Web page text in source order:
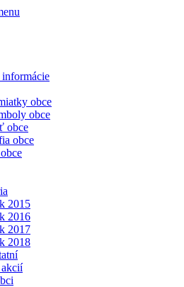
obce
obce
obce
obce
2015
2016
2017
2018